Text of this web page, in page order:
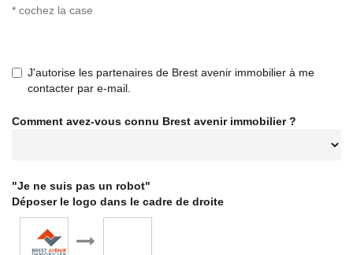
* cochez la case
J'autorise les partenaires de Brest avenir immobilier à me
contacter par e-mail.
Comment avez-vous connu Brest avenir immobilier ?
"Je ne suis pas un robot"
Déposer le logo dans le cadre de droite